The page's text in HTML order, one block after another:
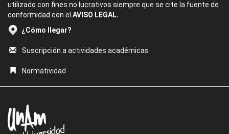
utilizado con fines no lucrativos siempre que se cite la fuente de
conformidad con el AVISO LEGAL.
¿Cómo llegar?
Suscripción a actividades académicas
Normatividad